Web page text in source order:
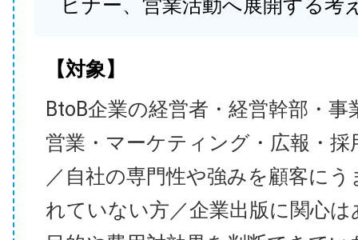
ビナー、営業活動へ展開する考
【対象】
BtoB企業の経営者・経営幹部・事
営業・マーケティング・広報・採
／自社の専門性や強みを顧客に
れていない方／企業出版に関心